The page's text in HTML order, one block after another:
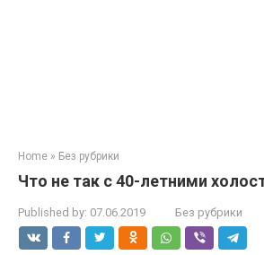
Home » Без рубрики
Что не так с 40-летними
Published by: 07.06.2019 Без рубрики